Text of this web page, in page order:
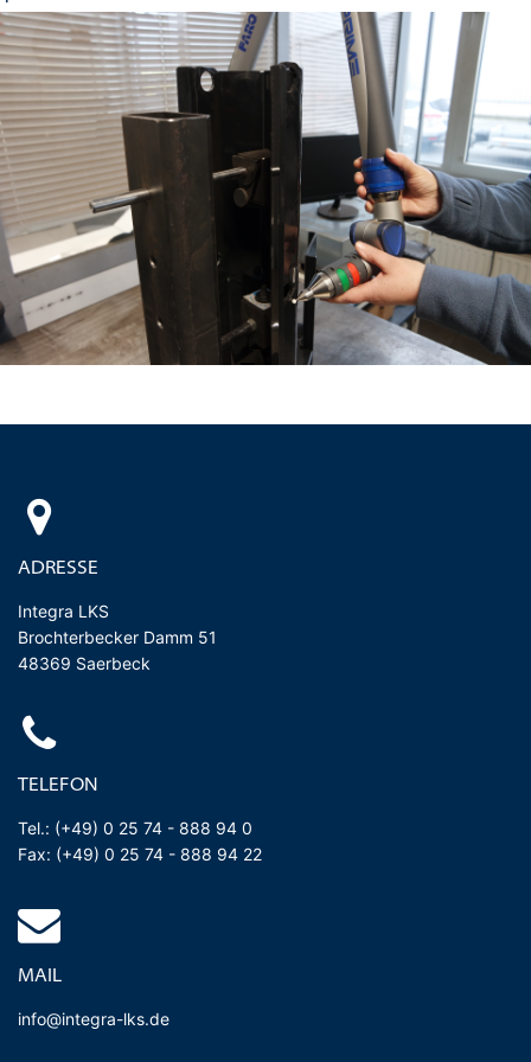
ADRESSE
Integra LKS
Brochterbecker Damm 51
48369 Saerbeck
TELEFON
Tel.: (+49) 0 25 74 - 888 94 0
Fax: (+49) 0 25 74 - 888 94 22
MAIL
info@integra-lks.de